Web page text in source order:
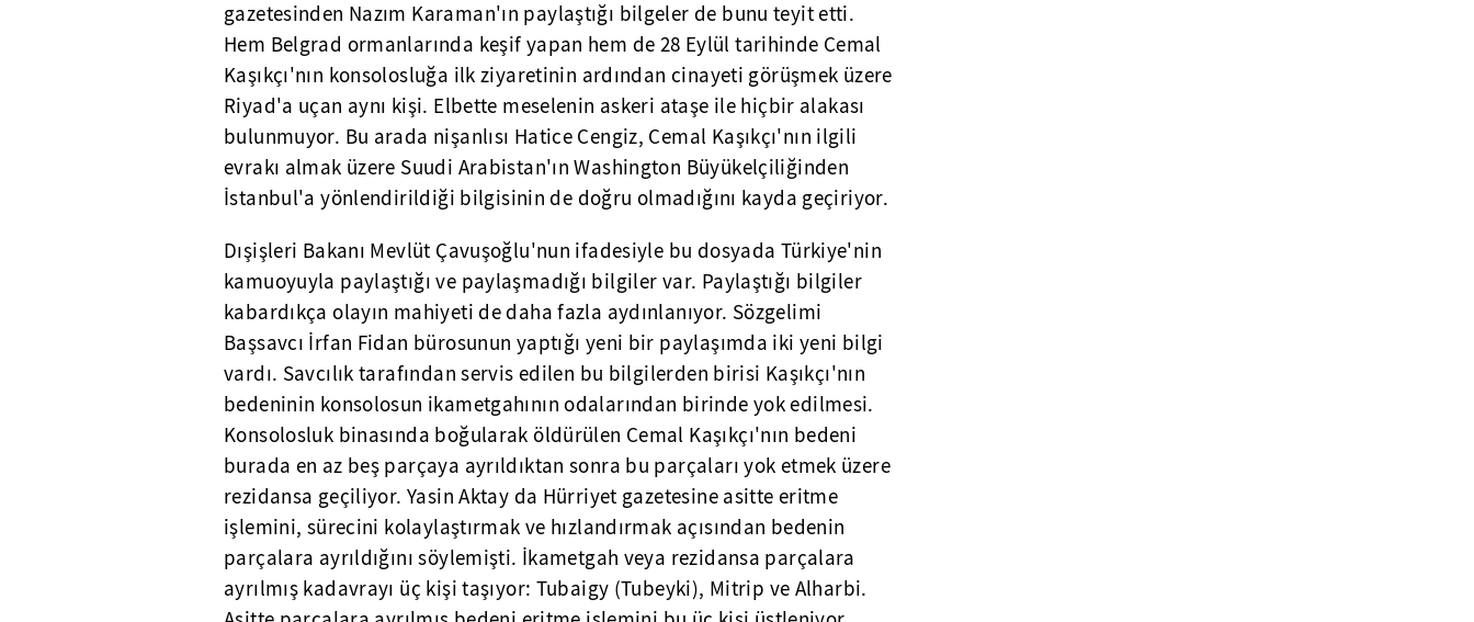
gazetesinden Nazım Karaman'ın paylaştığı bilgeler de bunu teyit etti.
Hem Belgrad ormanlarında keşif yapan hem de 28 Eylül tarihinde Cemal
Kaşıkçı'nın konsolosluğa ilk ziyaretinin ardından cinayeti görüşmek üzere
Riyad'a uçan aynı kişi. Elbette meselenin askeri ataşe ile hiçbir alakası
bulunmuyor. Bu arada nişanlısı Hatice Cengiz, Cemal Kaşıkçı'nın ilgili
evrakı almak üzere Suudi Arabistan'ın Washington Büyükelçiliğinden
İstanbul'a yönlendirildiği bilgisinin de doğru olmadığını kayda geçiriyor.
Dışişleri Bakanı Mevlüt Çavuşoğlu'nun ifadesiyle bu dosyada Türkiye'nin
kamuoyuyla paylaştığı ve paylaşmadığı bilgiler var. Paylaştığı bilgiler
kabardıkça olayın mahiyeti de daha fazla aydınlanıyor. Sözgelimi
Başsavcı İrfan Fidan bürosunun yaptığı yeni bir paylaşımda iki yeni bilgi
vardı. Savcılık tarafından servis edilen bu bilgilerden birisi Kaşıkçı'nın
bedeninin konsolosun ikametgahının odalarından birinde yok edilmesi.
Konsolosluk binasında boğularak öldürülen Cemal Kaşıkçı'nın bedeni
burada en az beş parçaya ayrıldıktan sonra bu parçaları yok etmek üzere
rezidansa geçiliyor. Yasin Aktay da Hürriyet gazetesine asitte eritme
işlemini, sürecini kolaylaştırmak ve hızlandırmak açısından bedenin
parçalara ayrıldığını söylemişti. İkametgah veya rezidansa parçalara
ayrılmış kadavrayı üç kişi taşıyor: Tubaigy (Tubeyki), Mitrip ve Alharbi.